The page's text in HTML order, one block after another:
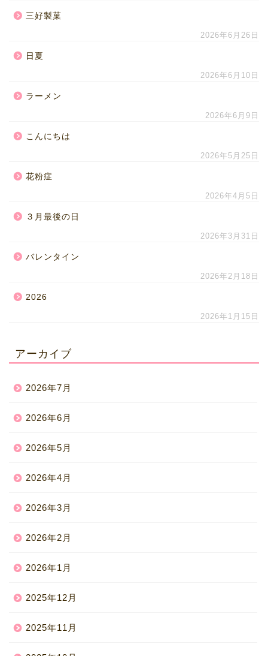
三好製菓
2026年6月26日
日夏
2026年6月10日
ラーメン
2026年6月9日
こんにちは
2026年5月25日
花粉症
2026年4月5日
３月最後の日
2026年3月31日
バレンタイン
2026年2月18日
2026
2026年1月15日
アーカイブ
2026年7月
2026年6月
2026年5月
2026年4月
2026年3月
2026年2月
2026年1月
2025年12月
2025年11月